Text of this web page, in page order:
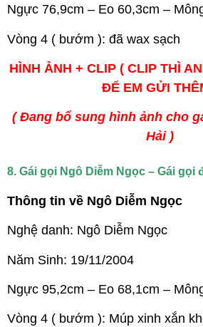
Ngực 76,9cm – Eo 60,3cm –
Vòng 4 ( bướm ): đã wax sạch
HÌNH ẢNH + CLIP ( CLIP THÌ
ĐỂ EM GỬI
( Đang bổ sung hình ảnh cho
Hải )
8. Gái gọi Ngô Diễm Ngọc – Gái gọi
Thông tin về Ngô Diễm Ngọc
Nghệ danh: Ngô Diễm Ngọc
Năm Sinh: 19/11/2004
Ngực 95,2cm – Eo 68,1cm –
Vòng 4 ( bướm ): Múp xinh xắn